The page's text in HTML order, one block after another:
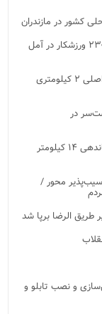
رقابت‌های کشتی آزاد پیشکسوتان کشور با حضور ۲۳۰ ورزشکار در آمل
پایان پروژه نیمه‌تمام ۱۵ ساله پارک و تکمیل جاده اصلی ۲ کیلومتری
بخش دشت‌سر در
چالوس آماده جهشی تازه در مسیر توسعه/ از ساماندهی ۱۴ کیلومتر
محور /
و نصب تابلو و